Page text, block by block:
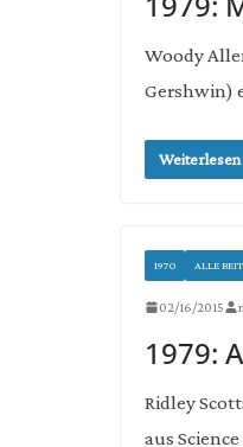
Woody
Gershwin)
Weiterlesen
1970 ALLE
02/16/2015
1979:
Ridley
aus